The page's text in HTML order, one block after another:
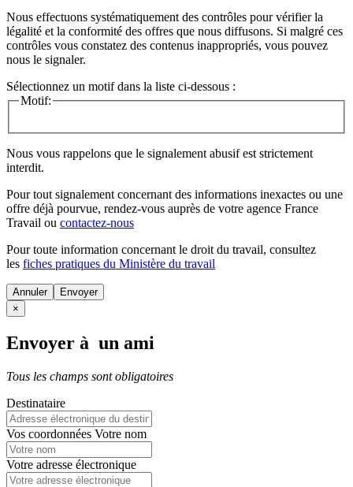
Nous effectuons systématiquement des contrôles pour vérifier la
légalité et la conformité des offres que nous diffusons. Si malgré ces
contrôles vous constatez des contenus inappropriés, vous pouvez
nous le signaler.
Sélectionnez un motif dans la liste ci-dessous :
Motif:
Nous vous rappelons que le signalement abusif est strictement
interdit.
Pour tout signalement concernant des informations inexactes ou une
offre déjà pourvue, rendez-vous auprès de votre agence France
Travail ou contactez-nous
Pour toute information concernant le droit du travail, consultez
les fiches pratiques du Ministère du travail
Annuler
×
Envoyer à un ami
Tous les champs sont obligatoires
Destinataire
Vos coordonnées Votre nom
Votre adresse électronique